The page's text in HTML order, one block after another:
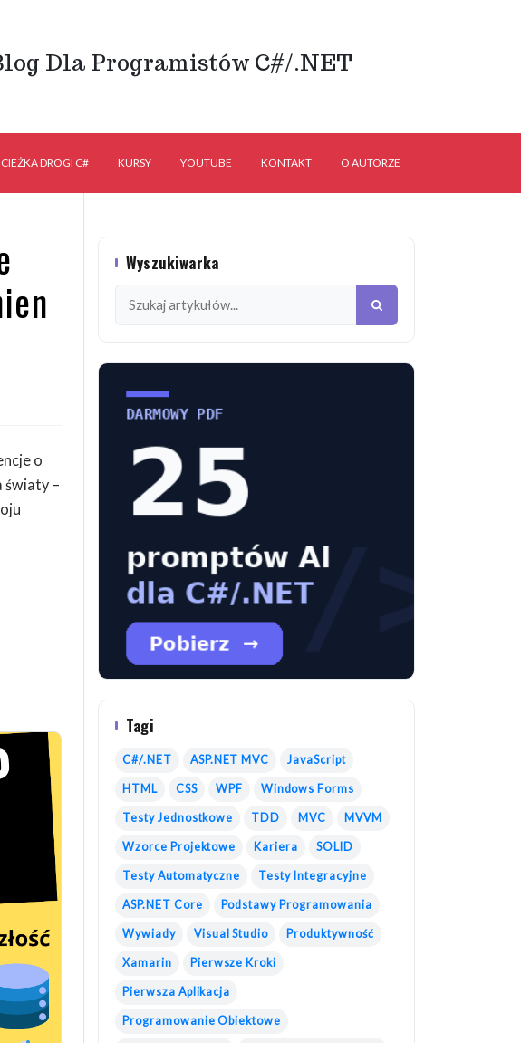
Dla Programistów C#/.NET
DROGI C# KURSY YOUTUBE KONTAKT O AUTORZE
o
światy –
Wyszukiwarka
Tagi
C#/.NET ASP.NET MVC JavaScript
HTML CSS WPF Windows Forms
Testy Jednostkowe TDD MVC MVVM
Wzorce Projektowe Kariera SOLID
Testy Automatyczne Testy Integracyjne
ASP.NET Core Podstawy Programowania
Wywiady Visual Studio Produktywność
Xamarin Pierwsze Kroki
Pierwsza Aplikacja
Programowanie Obiektowe